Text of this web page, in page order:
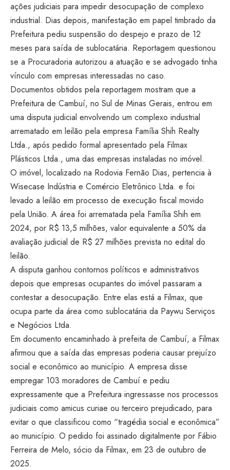
ações judiciais para impedir desocupação de complexo
industrial. Dias depois, manifestação em papel timbrado da
Prefeitura pediu suspensão do despejo e prazo de 12
meses para saída de sublocatária. Reportagem questionou
se a Procuradoria autorizou a atuação e se advogado tinha
vínculo com empresas interessadas no caso.
Documentos obtidos pela reportagem mostram que a
Prefeitura de Cambuí, no Sul de Minas Gerais, entrou em
uma disputa judicial envolvendo um complexo industrial
arrematado em leilão pela empresa Família Shih Realty
Ltda., após pedido formal apresentado pela Filmax
Plásticos Ltda., uma das empresas instaladas no imóvel.
O imóvel, localizado na Rodovia Fernão Dias, pertencia à
Wisecase Indústria e Comércio Eletrônico Ltda. e foi
levado a leilão em processo de execução fiscal movido
pela União. A área foi arrematada pela Família Shih em
2024, por R$ 13,5 milhões, valor equivalente a 50% da
avaliação judicial de R$ 27 milhões prevista no edital do
leilão.
A disputa ganhou contornos políticos e administrativos
depois que empresas ocupantes do imóvel passaram a
contestar a desocupação. Entre elas está a Filmax, que
ocupa parte da área como sublocatária da Paywu Serviços
e Negócios Ltda.
Em documento encaminhado à prefeita de Cambuí, a Filmax
afirmou que a saída das empresas poderia causar prejuízo
social e econômico ao município. A empresa disse
empregar 103 moradores de Cambuí e pediu
expressamente que a Prefeitura ingressasse nos processos
judiciais como amicus curiae ou terceiro prejudicado, para
evitar o que classificou como “tragédia social e econômica”
ao município. O pedido foi assinado digitalmente por Fábio
Ferreira de Melo, sócio da Filmax, em 23 de outubro de
2025.